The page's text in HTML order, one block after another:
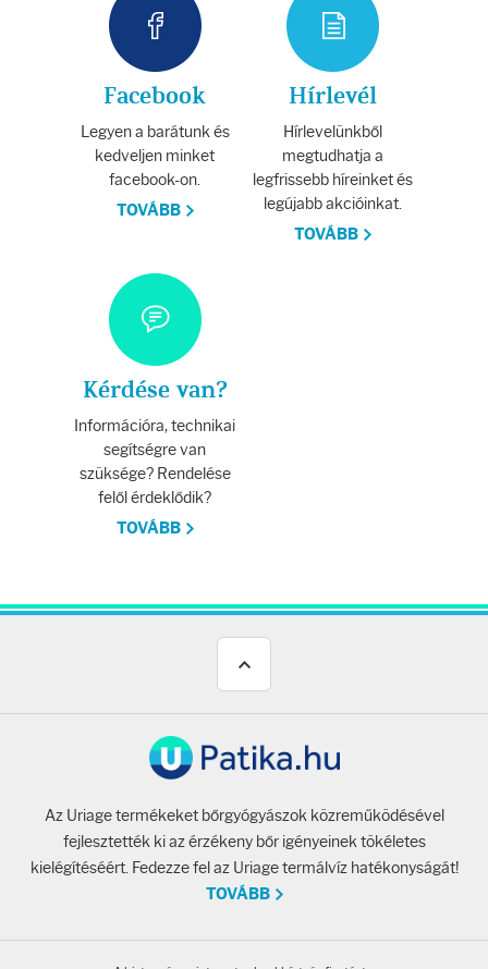
Facebook
Legyen a barátunk és
kedveljen minket
facebook-on.
TOVÁBB
Hírlevél
Hírlevelünkből
megtudhatja a
legfrissebb híreinket és
legújabb akcióinkat.
TOVÁBB
Kérdése van?
Információra, technikai
segítségre van
szüksége? Rendelése
felől érdeklődik?
TOVÁBB
Az Uriage termékeket bőrgyógyászok közreműködésével
fejlesztették ki az érzékeny bőr igényeinek tökéletes
kielégítéséért. Fedezze fel az Uriage termálvíz hatékonyságát!
TOVÁBB